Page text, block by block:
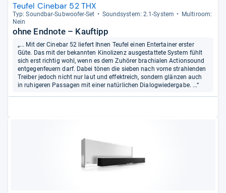
Teufel Cinebar 52 THX
Typ: Sound­bar-​Sub­woofer-​Set Sound­sys­tem: 2.1-​Sys­tem
Mul­ti­room:
Nein
ohne Endnote – Kauftipp
„... Mit der Cinebar 52 liefert Ihnen Teufel einen Entertainer erster
Güte. Das mit der bekannten Kinolizenz ausgestattete System fühlt
sich erst richtig wohl, wenn es dem Zuhörer brachialen Actionsound
entgegenfeuern darf. Dabei tönen die sieben nach vorne strahlenden
Treiber jedoch nicht nur laut und effektreich, sondern glänzen auch
in ruhigeren Passagen mit einer natürlichen Dialogwiedergabe. ...“